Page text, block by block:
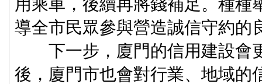
用乘車，後續再將錢補足。種種
導全市民眾參與營造誠信守約的
下一步，廈門的信用建設會
後，廈門市也會對行業、地域的